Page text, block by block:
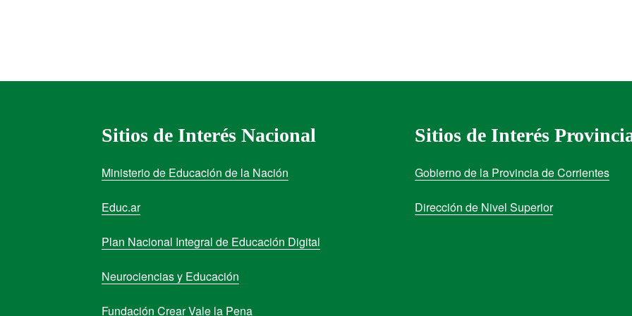
Sitios de Interés Nacional
Ministerio de Educación de la Nación
Educ.ar
Plan Nacional Integral de Educación Digital
Neurociencias y Educación
Fundación Crear Vale la Pena
Sitios de Interés
Gobierno de la Provincia de Corrientes
Dirección de Nivel Superior